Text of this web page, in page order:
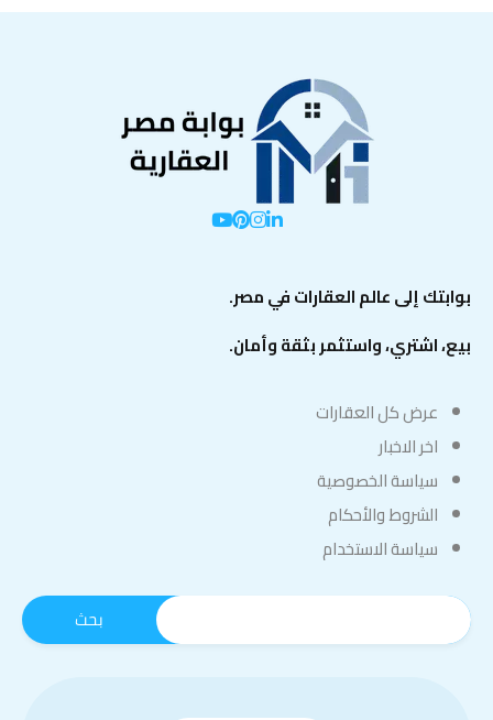
بوابتك إلى عالم العقارات في مصر.
بيع، اشتري، واستثمر بثقة وأمان.
عرض كل العقارات
اخر الاخبار
سياسة الخصوصية
الشروط والأحكام
سياسة الاستخدام